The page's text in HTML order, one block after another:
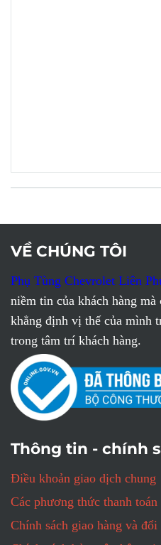
VỀ CHÚNG TÔI
Phụ Tùng Chevrolet Liên
niềm tin của khách hàng
khẳng định vị thế của mình
trong tâm trí khách hàng.
Thông tin - chính
Điều khoản giao dịch chung
Các phương thức thanh toán
Chính sách giao hàng và đổi